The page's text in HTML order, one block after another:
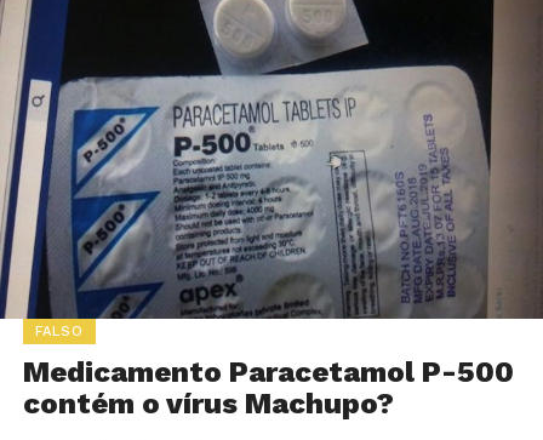
FALSO
Medicamento Paracetamol P-500
contém o vírus Machupo?